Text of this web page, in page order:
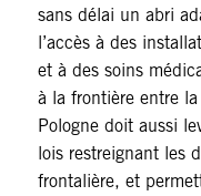
sans délai un abri
l’accès à des
et à des soins
à la frontière entre
Pologne doit aussi
lois restreignant les
frontalière, et